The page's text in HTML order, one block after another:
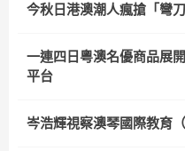
今秋日港澳潮人瘋搶「彎刀
一連四日粵澳名優商品展
平台
岑浩輝視察澳琴國際教育